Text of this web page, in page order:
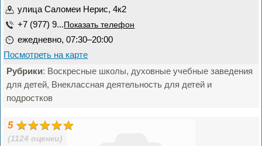
улица Саломеи Нерис, 4к2
+7 (977) 9... Показать телефон
ежедневно, 07:30–20:00
Посмотреть на карте
Рубрики: Воскресные школы, духовные учебные заведения
для детей, Внеклассная деятельность для детей и
подростков
5
(1124 оценки)